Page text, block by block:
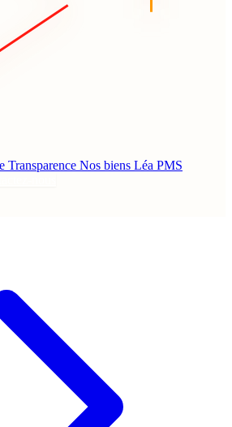
Transparence Nos biens Léa PMS